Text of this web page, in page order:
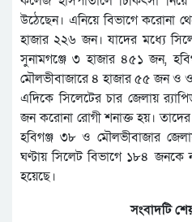
উঠেছেন। এনিয়ে বিভাগে করোনা
হাজার ২২৬ জন। যাদের মধ্যে
সুনামগঞ্জে ৩ হাজার ৪৫১ জন,
মৌলভীবাজারে ৪ হাজার ৫৫ জন ও
এদিকে সিলেটের চার জেলায়
জন করোনা রোগী শনাক্ত হয়।
হবিগঞ্জ ৩৮ ও মৌলভীবাজার
ঘণ্টায় সিলেট বিভাগে ১৮৪ জনকে
হয়েছে।
সংবাদটি